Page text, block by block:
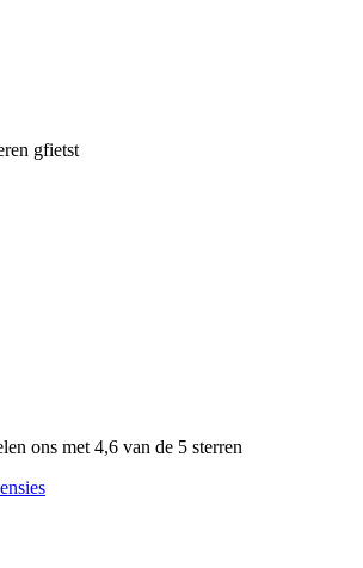
gfietst
ons met 4,6 van de 5 sterren